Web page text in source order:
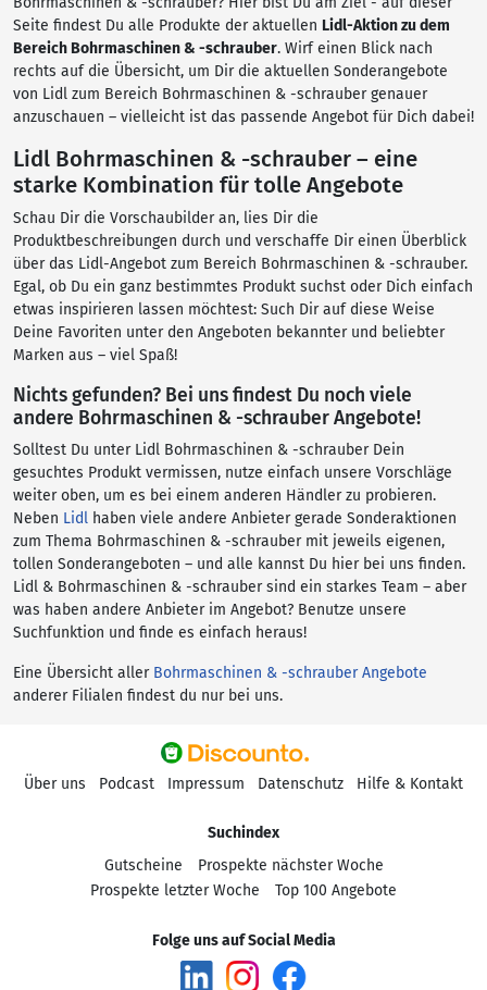
Seite findest Du alle Produkte der aktuellen Lidl-Aktion zu dem
Bereich Bohrmaschinen & -schrauber. Wirf einen Blick nach
rechts auf die Übersicht, um Dir die aktuellen Sonderangebote
von Lidl zum Bereich Bohrmaschinen & -schrauber genauer
anzuschauen – vielleicht ist das passende Angebot für Dich dabei!
Lidl Bohrmaschinen & -schrauber – eine
starke Kombination für tolle Angebote
Schau Dir die Vorschaubilder an, lies Dir die
Produktbeschreibungen durch und verschaffe Dir einen Überblick
über das Lidl-Angebot zum Bereich Bohrmaschinen & -schrauber.
Egal, ob Du ein ganz bestimmtes Produkt suchst oder Dich einfach
etwas inspirieren lassen möchtest: Such Dir auf diese Weise
Deine Favoriten unter den Angeboten bekannter und beliebter
Marken aus – viel Spaß!
Nichts gefunden? Bei uns findest Du noch viele
andere Bohrmaschinen & -schrauber Angebote!
Solltest Du unter Lidl Bohrmaschinen & -schrauber Dein
gesuchtes Produkt vermissen, nutze einfach unsere Vorschläge
weiter oben, um es bei einem anderen Händler zu probieren.
Neben Lidl haben viele andere Anbieter gerade Sonderaktionen
zum Thema Bohrmaschinen & -schrauber mit jeweils eigenen,
tollen Sonderangeboten – und alle kannst Du hier bei uns finden.
Lidl & Bohrmaschinen & -schrauber sind ein starkes Team – aber
was haben andere Anbieter im Angebot? Benutze unsere
Suchfunktion und finde es einfach heraus!
Eine Übersicht aller Bohrmaschinen & -schrauber Angebote
anderer Filialen findest du nur bei uns.
Über uns Podcast Impressum Datenschutz Hilfe & Kontakt
Suchindex
Gutscheine
Prospekte nächster Woche
Prospekte letzter Woche
Top 100 Angebote
Folge uns auf Social Media